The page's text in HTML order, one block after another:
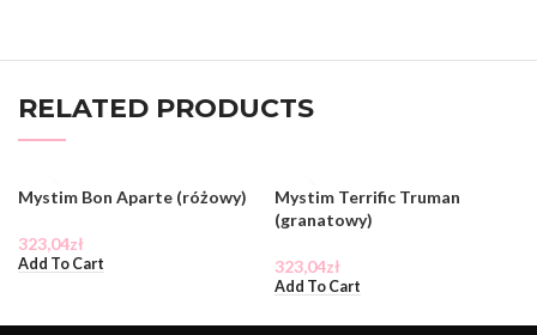
RELATED PRODUCTS
Mystim Bon Aparte (różowy)
323,04zł
Add To Cart
Mystim Terrific Truman
(granatowy)
323,04zł
Add To Cart